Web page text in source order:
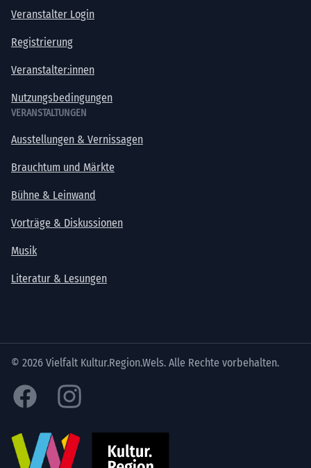
Veranstalter Login
Registrierung
Veranstalter:innen
Nutzungsbedingungen
VERANSTALTUNGEN
Ausstellungen & Vernissagen
Brauchtum und Märkte
Bühne & Leinwand
Vorträge & Diskussionen
Musik
Literatur & Lesungen
© 2026 Vielfalt Kultur.Region.Wels. Alle Rechte vorbehalten.
Facebook Instagram